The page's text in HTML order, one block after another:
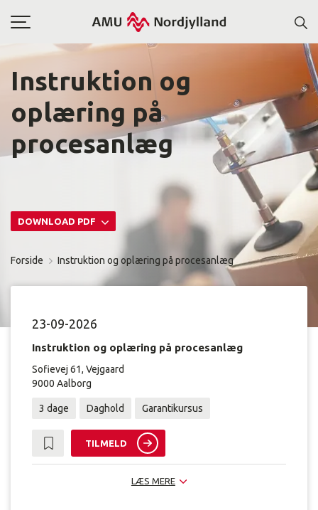
Toggle
Instruktion og
oplæring på
procesanlæg
DOWNLOAD PDF
Forside Instruktion og oplæring på procesanlæg
23-09-2026
Instruktion og oplæring på procesanlæg
Sofievej 61, Vejgaard
9000 Aalborg
3 dage Daghold Garantikursus
TILMELD
LÆS MERE